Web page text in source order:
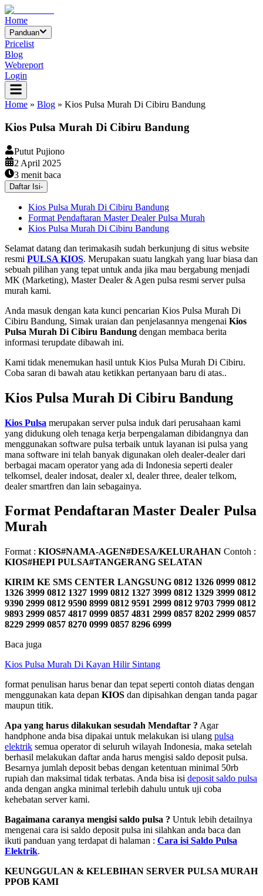
Home
Panduan
Pricelist
Blog
Webreport
Login
Home » Blog » Kios Pulsa Murah Di Cibiru Bandung
Kios Pulsa Murah Di Cibiru Bandung
Putut Pujiono
2 April 2025
3 menit baca
Daftar Isi-
Kios Pulsa Murah Di Cibiru Bandung
Format Pendaftaran Master Dealer Pulsa Murah
Kios Pulsa Murah Di Cibiru Bandung
Selamat datang dan terimakasih sudah berkunjung di situs website
resmi PULSA KIOS. Merupakan suatu langkah yang luar biasa dan
sebuah pilihan yang tepat untuk anda jika mau bergabung menjadi
MK (Marketing), Master Dealer & Agen pulsa resmi server pulsa
murah kami.
Anda masuk dengan kata kunci pencarian Kios Pulsa Murah Di
Cibiru Bandung, Simak uraian dan penjelasannya mengenai Kios
Pulsa Murah Di Cibiru Bandung dengan membaca berita
informasi terupdate dibawah ini.
Kami tidak menemukan hasil untuk Kios Pulsa Murah Di Cibiru.
Coba saran di bawah atau ketikkan pertanyaan baru di atas..
Kios Pulsa Murah Di Cibiru Bandung
Kios Pulsa merupakan server pulsa induk dari perusahaan kami
yang didukung oleh tenaga kerja berpengalaman dibidangnya dan
menggunakan software pulsa terbaik untuk layanan isi pulsa yang
mana software ini telah banyak digunakan oleh dealer-dealer dari
berbagai macam operator yang ada di Indonesia seperti dealer
telkomsel, dealer indosat, dealer xl, dealer three, dealer telkom,
dealer smartfren dan lain sebagainya.
Format Pendaftaran Master Dealer Pulsa
Murah
Format : KIOS#NAMA-AGEN#DESA/KELURAHAN Contoh :
KIOS#HEPI PULSA#TANGERANG SELATAN
KIRIM KE SMS CENTER LANGSUNG 0812 1326 0999 0812
1326 3999 0812 1327 1999 0812 1327 3999 0812 1329 3999 0812
9390 2999 0812 9590 8999 0812 9591 2999 0812 9703 7999 0812
9893 2999 0857 4817 0999 0857 4831 2999 0857 8202 2999 0857
8229 2999 0857 8270 0999 0857 8296 6999
Baca juga
Kios Pulsa Murah Di Kayan Hilir Sintang
format penulisan harus benar dan tepat seperti contoh diatas dengan
menggunakan kata depan KIOS dan dipisahkan dengan tanda pagar
maupun titik.
Apa yang harus dilakukan sesudah Mendaftar ? Agar
handphone anda bisa dipakai untuk melakukan isi ulang pulsa
elektrik semua operator di seluruh wilayah Indonesia, maka setelah
berhasil melakukan daftar anda harus mengisi saldo deposit pulsa.
Besarnya jumlah deposit bebas dengan ketentuan minimal 50rb
rupiah dan maksimal tidak terbatas. Anda bisa isi deposit saldo pulsa
anda dengan angka minimal terlebih dahulu untuk uji coba
kehebatan server kami.
Bagaimana caranya mengisi saldo pulsa ? Untuk lebih detailnya
mengenai cara isi saldo deposit pulsa ini silahkan anda baca dan
ikuti panduan yang terdapat di halaman : Cara isi Saldo Pulsa
Elektrik.
KEUNGGULAN & KELEBIHAN SERVER PULSA MURAH
PPOB KAMI